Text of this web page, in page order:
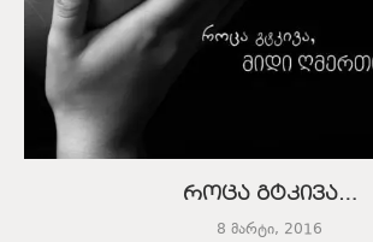
როცა გტკივა…
8 მარტი, 2016